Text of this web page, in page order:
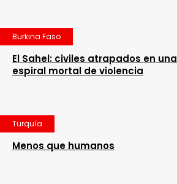
Burkina Faso
El Sahel: civiles atrapados en una
espiral mortal de violencia
Turquía
Menos que humanos